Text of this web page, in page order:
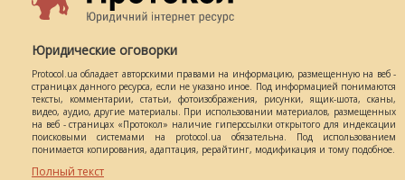
Юридические оговорки
Protocol.ua обладает авторскими правами на информацию, размещенную на веб -
страницах данного ресурса, если не указано иное. Под информацией понимаются
тексты, комментарии, статьи, фотоизображения, рисунки, ящик-шота, сканы,
видео, аудио, другие материалы. При использовании материалов, размещенных
на веб - страницах «Протокол» наличие гиперссылки открытого для индексации
поисковыми системами на protocol.ua обязательна. Под использованием
понимается копирования, адаптация, рерайтинг, модификация и тому подобное.
Полный текст